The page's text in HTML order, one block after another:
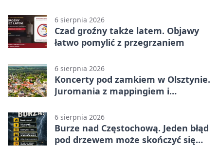
6 sierpnia 2026
Czad groźny także latem. Objawy
łatwo pomylić z przegrzaniem
6 sierpnia 2026
Koncerty pod zamkiem w Olsztynie.
Juromania z mappingiem i
6 sierpnia 2026
Burze nad Częstochową. Jeden błąd
pod drzewem może skończyć się